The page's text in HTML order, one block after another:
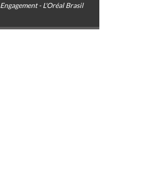
Engagement - L'Oréal Brasil